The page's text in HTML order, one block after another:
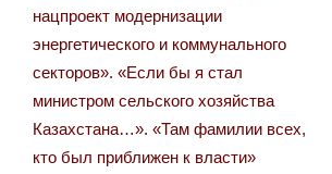
нацпроект модернизации
энергетического и коммунального
секторов». «Если бы я стал
министром сельского хозяйства
Казахстана…». «Там фамилии всех,
кто был приближен к власти»